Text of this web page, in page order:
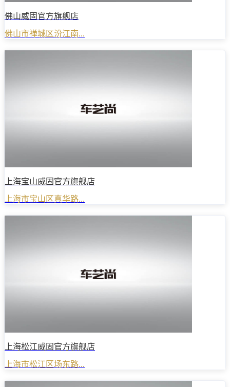
佛山威固官方旗舰店
佛山市禅城区汾江南...
上海宝山威固官方旗舰店
上海市宝山区真华路...
上海松江威固官方旗舰店
上海市松江区场东路...